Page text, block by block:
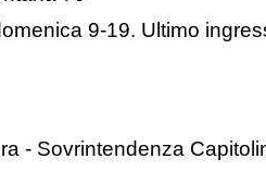
9-19. Ultimo
- Sovrintendenza